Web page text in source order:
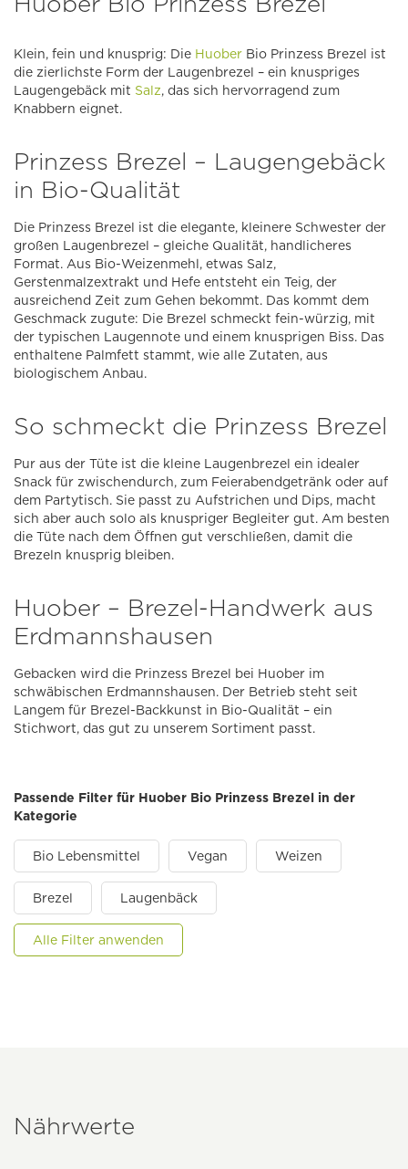
Klein, fein und knusprig: Die Huober Bio Prinzess Brezel ist
die zierlichste Form der Laugenbrezel – ein knuspriges
Laugengebäck mit Salz, das sich hervorragend zum
Knabbern eignet.
Prinzess Brezel – Laugengebäck
in Bio-Qualität
Die Prinzess Brezel ist die elegante, kleinere Schwester der
großen Laugenbrezel – gleiche Qualität, handlicheres
Format. Aus Bio-Weizenmehl, etwas Salz,
Gerstenmalzextrakt und Hefe entsteht ein Teig, der
ausreichend Zeit zum Gehen bekommt. Das kommt dem
Geschmack zugute: Die Brezel schmeckt fein-würzig, mit
der typischen Laugennote und einem knusprigen Biss. Das
enthaltene Palmfett stammt, wie alle Zutaten, aus
biologischem Anbau.
So schmeckt die Prinzess Brezel
Pur aus der Tüte ist die kleine Laugenbrezel ein idealer
Snack für zwischendurch, zum Feierabendgetränk oder auf
dem Partytisch. Sie passt zu Aufstrichen und Dips, macht
sich aber auch solo als knuspriger Begleiter gut. Am besten
die Tüte nach dem Öffnen gut verschließen, damit die
Brezeln knusprig bleiben.
Huober – Brezel-Handwerk aus
Erdmannshausen
Gebacken wird die Prinzess Brezel bei Huober im
schwäbischen Erdmannshausen. Der Betrieb steht seit
Langem für Brezel-Backkunst in Bio-Qualität – ein
Stichwort, das gut zu unserem Sortiment passt.
Passende Filter für Huober Bio Prinzess Brezel in der
Kategorie
Bio Lebensmittel Vegan Weizen
Brezel Laugenbäck
Alle Filter anwenden
Nährwerte